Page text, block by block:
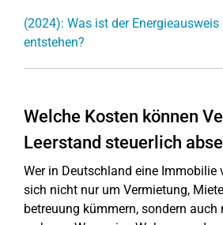
(2024): Was ist der
entstehen?
Welche Kosten können
Leerstand steuerlich
Wer in Deutschland eine Immobilie
sich nicht nur um Vermietung,
betreuung kümmern, sondern auch